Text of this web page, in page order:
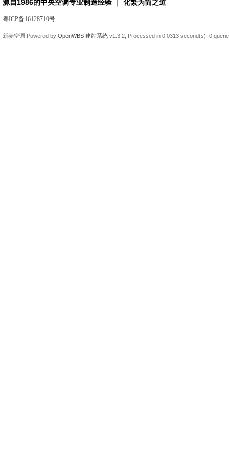
源自1986的中央空调专业制造经验 ｜ 化繁为简之道
粤ICP备16128710号
新菱空调 Powered by OpenWBS 建站系统 v1.3.2, Processed in 0.0313 second(s), 0